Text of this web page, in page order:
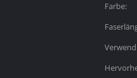
Farbe: